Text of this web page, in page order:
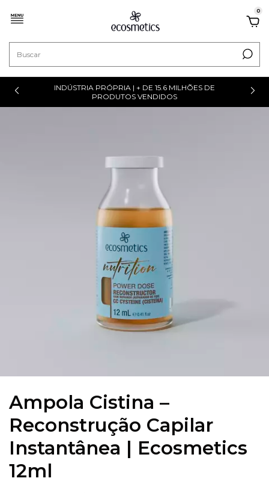
0
INDÚSTRIA PRÓPRIA | + DE 15.6 MILHÕES DE
PRODUTOS VENDIDOS
Ampola Cistina –
Reconstrução Capilar
Instantânea | Ecosmetics
12ml